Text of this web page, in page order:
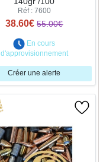
Réf : 7600
38.60€ 55.00€
En cours
d'approvisionnement
Créer une alerte